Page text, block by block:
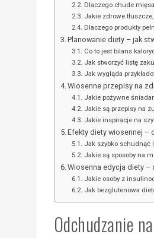
Dlaczego chude
Jakie zdrowe
Dlaczego produkty
Planowanie diety – jak
Co to jest bilans
Jak stworzyć listę
Jak wygląda
Wiosenne przepisy na
Jakie pożywne
Jakie są przepisy na
Jakie inspiracje na
Efekty diety wiosennej –
Jak szybko schudnąć
Jakie są sposoby na
Wiosenna edycja diety
Jakie osoby z
Jak bezglutenowa
Odchudzanie